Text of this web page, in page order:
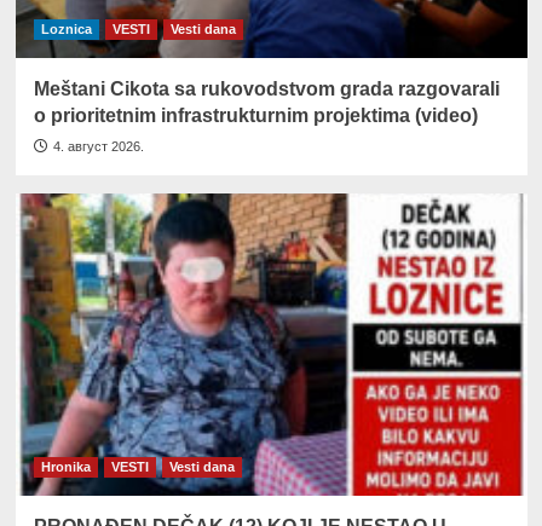
Loznica VESTI Vesti dana
Meštani Cikota sa rukovodstvom grada razgovarali
o prioritetnim infrastrukturnim projektima (video)
4. август 2026.
Hronika VESTI Vesti dana